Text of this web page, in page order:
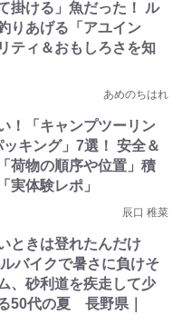
掛ける」魚だった！ ル
りあげる「アユイン
ティ＆おもしろさを知
あめのちはれ
！「キャンプツーリン
キング」7選！ 安全＆
荷物の順序や位置」積
実体験レポ」
辰口 稚菜
ときは登れたんだけ
バイクで暑さに負けそ
、砂利道を疾走して少
50代の夏 長野県｜